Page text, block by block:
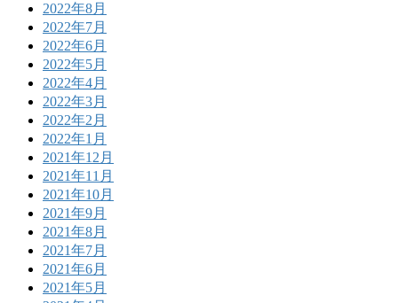
2022年8月
2022年7月
2022年6月
2022年5月
2022年4月
2022年3月
2022年2月
2022年1月
2021年12月
2021年11月
2021年10月
2021年9月
2021年8月
2021年7月
2021年6月
2021年5月